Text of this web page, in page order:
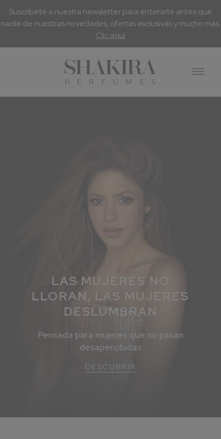
Suscríbete a nuestra newsletter para enterarte antes que
nadie de nuestras novedades, ofertas exclusivas y mucho más.
Clic aquí
LAS MUJERES NO
LLORAN, LAS MUJERES
DESLUMBRAN
Pensada para mujeres que no pasan
desapercibidas
DESCUBRIR